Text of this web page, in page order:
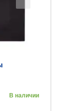
В наличии